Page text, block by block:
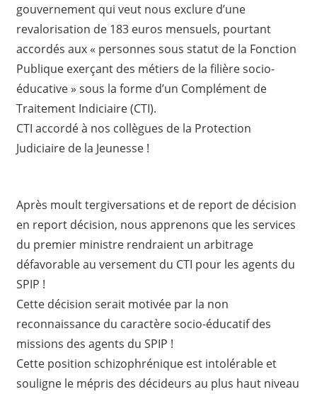
gouvernement qui veut nous exclure d’une
revalorisation de 183 euros mensuels, pourtant
accordés aux « personnes sous statut de la Fonction
Publique exerçant des métiers de la filière socio-
éducative » sous la forme d’un Complément de
Traitement Indiciaire (CTI).
CTI accordé à nos collègues de la Protection
Judiciaire de la Jeunesse !
Après moult tergiversations et de report de décision
en report décision, nous apprenons que les services
du premier ministre rendraient un arbitrage
défavorable au versement du CTI pour les agents du
SPIP !
Cette décision serait motivée par la non
reconnaissance du caractère socio-éducatif des
missions des agents du SPIP !
Cette position schizophrénique est intolérable et
souligne le mépris des décideurs au plus haut niveau